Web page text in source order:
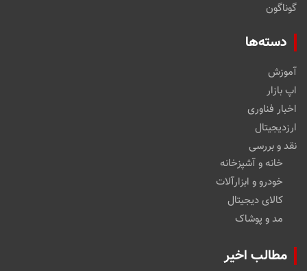
گوناگون
دسته‌ها
آموزش
اپ بازار
اخبار فناوری
ارزدیجیتال
نقد و بررسی
خانه و آشپزخانه
خودرو و ابزارآلات
کالای دیجیتال
مد و پوشاک
مطالب اخیر